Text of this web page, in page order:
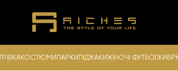
КОСТЮМИ ПАРКИ ПІДЖАКИЖІНОЧІ ФУТБОЛКИ